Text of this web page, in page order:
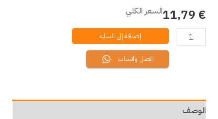
السعر الكلي € 11,79
إضافة إلى السلة
اتصل واتساب
الوصف